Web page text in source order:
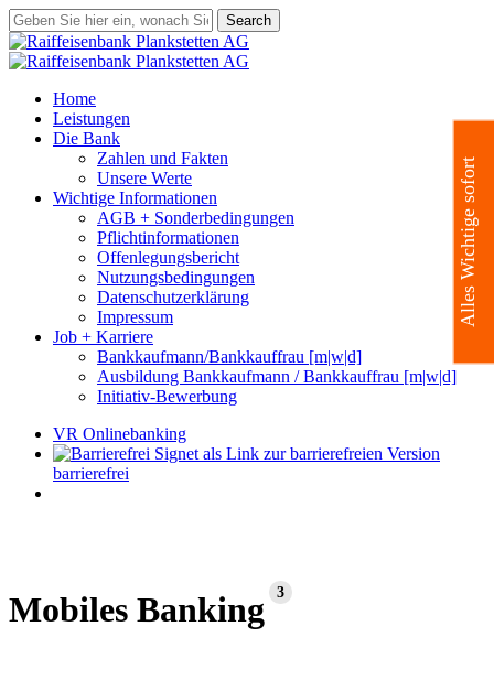
Skip
to
main
Search
Close
Search
search
Menu
Home
Leistungen
Die Bank
Zahlen und Fakten
Unsere Werte
Wichtige Informationen
AGB + Sonderbedingungen
Pflichtinformationen
Offenlegungsbericht
Nutzungsbedingungen
Datenschutzerklärung
Impressum
Job + Karriere
Bankkaufmann/Bankkauffrau [m|w|d]
Ausbildung Bankkaufmann / Bankkauffrau [m|w|d]
Initiativ-Bewerbung
VR Onlinebanking
barrierefrei
Mobiles Banking 3
Alles Wichtige sofort